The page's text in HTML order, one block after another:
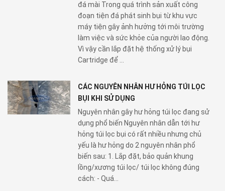
đá mài Trong quá trình sản xuất công
đoạn tiện đá phát sinh bụi từ khu vực
máy tiện gây ảnh hưởng tới môi trường
làm việc và sức khỏe của người lao động.
Vì vậy cần lắp đặt hệ thống xử lý bụi
Cartridge để ...
CÁC NGUYÊN NHÂN HƯ HỎNG TÚI LỌC
BỤI KHI SỬ DỤNG
Nguyên nhân gây hư hỏng túi lọc đang sử
dụng phổ biến Nguyên nhân dẫn tới hư
hỏng túi lọc bụi có rất nhiều nhưng chủ
yếu là hư hỏng do 2 nguyên nhân phổ
biến sau: 1. Lắp đặt, bảo quản khung
lồng/xương túi lọc/ túi lọc không đúng
cách: - Quá...